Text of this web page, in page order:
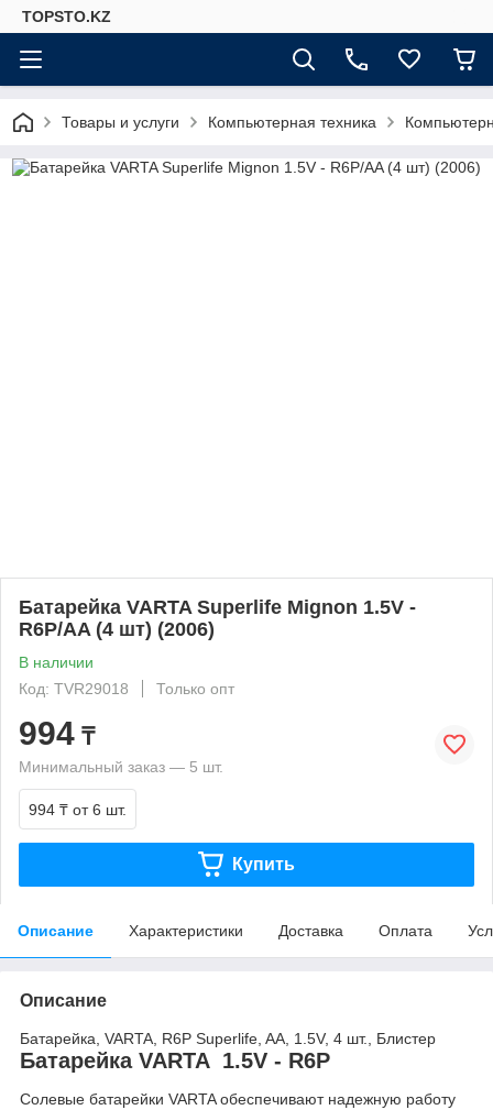
TOPSTO.KZ
Товары и услуги Компьютерная техника
Батарейка VARTA Superlife Mignon 1.5V -
R6P/AA (4 шт) (2006)
В наличии
Код: TVR29018
Только опт
994 ₸
Минимальный заказ — 5 шт.
994 ₸ от 6 шт.
Купить
Описание Характеристики Доставка Оплата
Описание
Батарейка, VARTA, R6P Superlife, AA, 1.5V, 4 шт., Блистер
Батарейка VARTA 1.5V - R6P
Солевые батарейки VARTA обеспечивают надежную работу